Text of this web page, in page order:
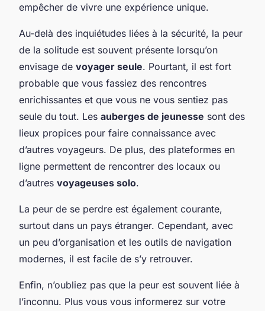
empêcher de vivre une expérience unique.
Au-delà des inquiétudes liées à la sécurité, la peur
de la solitude est souvent présente lorsqu’on
envisage de voyager seule. Pourtant, il est fort
probable que vous fassiez des rencontres
enrichissantes et que vous ne vous sentiez pas
seule du tout. Les auberges de jeunesse sont des
lieux propices pour faire connaissance avec
d’autres voyageurs. De plus, des plateformes en
ligne permettent de rencontrer des locaux ou
d’autres voyageuses solo.
La peur de se perdre est également courante,
surtout dans un pays étranger. Cependant, avec
un peu d’organisation et les outils de navigation
modernes, il est facile de s’y retrouver.
Enfin, n’oubliez pas que la peur est souvent liée à
l’inconnu. Plus vous vous informerez sur votre